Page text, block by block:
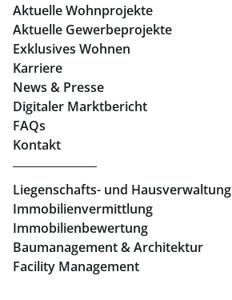
Geschäftslokale mieten Graz
Immobilien in Linz
Eigentumswohnungen Linz
Büros mieten Linz
Geschäftslokale mieten Linz
Aktuelle Wohnprojekte
Aktuelle Gewerbeprojekte
Exklusives Wohnen
Karriere
News & Presse
Digitaler Marktbericht
FAQs
Kontakt
Liegenschafts- und Hausverwaltung
Immobilienvermittlung
Immobilienbewertung
Baumanagement & Architektur
Facility Management